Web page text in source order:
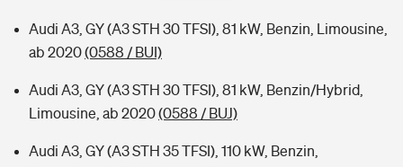
Audi A3, GY (A3 STH 30 TFSI), 81 kW, Benzin, Limousine,
ab 2020(0588 / BUI)
Audi A3, GY (A3 STH 30 TFSI), 81 kW, Benzin/Hybrid,
Limousine, ab 2020(0588 / BUJ)
Audi A3, GY (A3 STH 35 TFSI), 110 kW, Benzin,